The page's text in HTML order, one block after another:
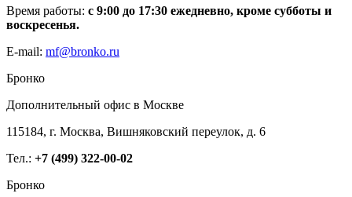
Время работы: с 9:00 до 17:30 ежедневно, кроме субботы и
воскресенья.
E-mail: mf@bronko.ru
Бронко
Дополнительный офис в Москве
115184, г. Москва, Вишняковский переулок, д. 6
Тел.: +7 (499) 322-00-02
Бронко